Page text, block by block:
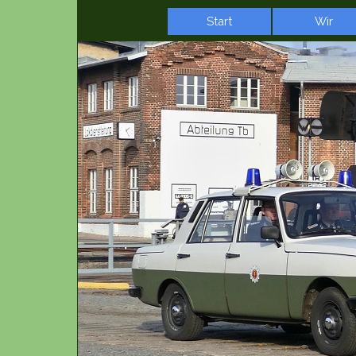
Start Wir